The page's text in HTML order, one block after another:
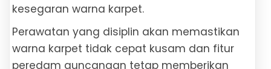
kesegaran warna karpet.
Perawatan yang disiplin akan memastikan
warna karpet tidak cepat kusam dan fitur
peredam guncangan tetap memberikan